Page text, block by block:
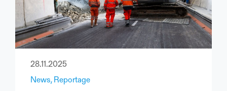
28.11.2025
News Reportage